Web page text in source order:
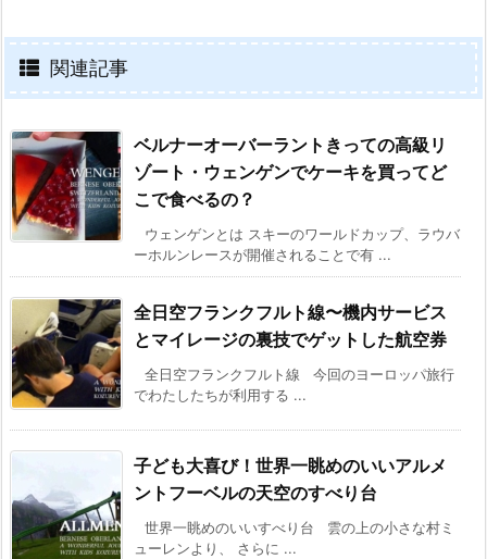
関連記事
ベルナーオーバーラントきっての高級リ
ゾート・ウェンゲンでケーキを買ってど
こで食べるの？
ウェンゲンとは スキーのワールドカップ、ラウバ
ーホルンレースが開催されることで有 ...
全日空フランクフルト線〜機内サービス
とマイレージの裏技でゲットした航空券
全日空フランクフルト線 今回のヨーロッパ旅行
でわたしたちが利用する ...
子ども大喜び！世界一眺めのいいアルメ
ントフーベルの天空のすべり台
世界一眺めのいいすべり台 雲の上の小さな村ミ
ューレンより、 さらに ...